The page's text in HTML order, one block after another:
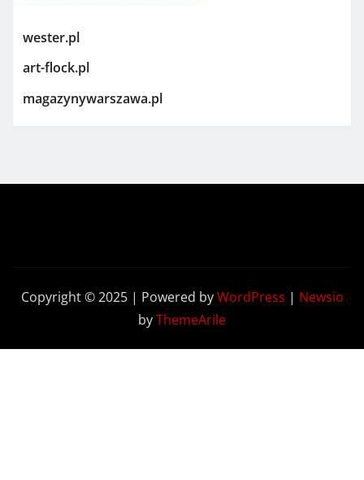
wester.pl
art-flock.pl
magazynywarszawa.pl
Copyright © 2025 | Powered byWordPress | Newsio
byThemeArile